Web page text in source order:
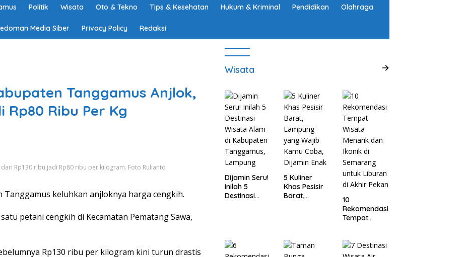
Politik Wisata Oto & Tekno Tips & Kesehatan Hukum & Kriminal Pendidikan Olahraga
Media Siber Privacy Policy Redaksi
Tanggamus Anjlok,
Rp80 Ribu Per Kg
Rp130 ribu jadi Rp80 ribu per kilogram. Foto Rulianto
Tanggamus keluhkan anjloknya harga cengkih.
petani cengkih di Kecamatan Pematang Sawa,
Rp130 ribu per kilogram kini turun drastis
Wisata
Dijamin Seru!
Inilah 5
Destinasi
5 Kuliner
Khas Pesisir
Barat,
10
Rekomendasi
Tempat
Ikonik di
Semarang